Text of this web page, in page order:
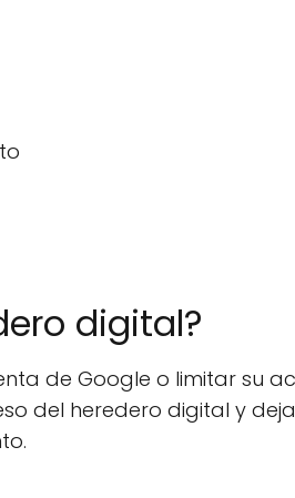
digital?
de Google o limitar su
del heredero digital y